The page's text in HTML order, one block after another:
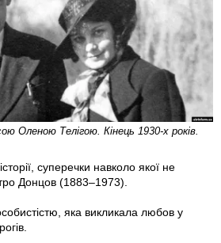
Оленою Телігою. Кінець 1930-х років.
суперечки навколо якої не
Донцов (1883–1973).
яка викликала любов у